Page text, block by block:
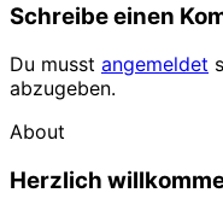
Schreibe einen
Du musst angemeldet
abzugeben.
About
Herzlich